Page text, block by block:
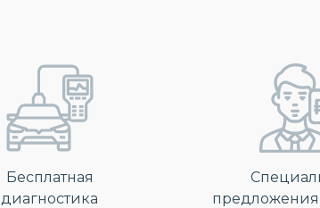
Бесплатная
диагностика